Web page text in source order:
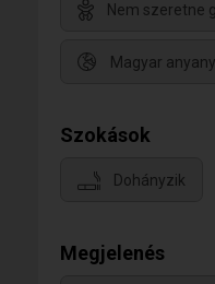
Nem szeretne
Magyar
Szokások
Dohányzik
Megjelenés